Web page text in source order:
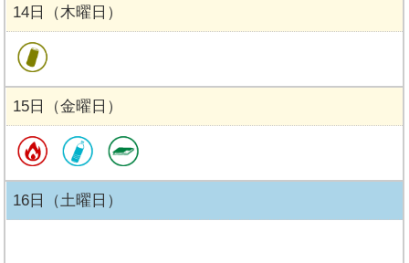
14日（木曜日）
15日（金曜日）
16日（土曜日）